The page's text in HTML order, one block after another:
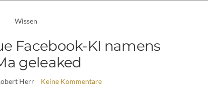
Wissen
Facebook-KI namens
geleaked
Herr Keine Kommentare